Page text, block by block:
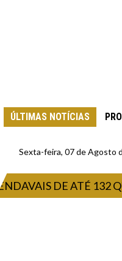
ÚLTIMAS NOTÍCIAS
Sexta-feira, 07 de Agosto
DE ATÉ 132